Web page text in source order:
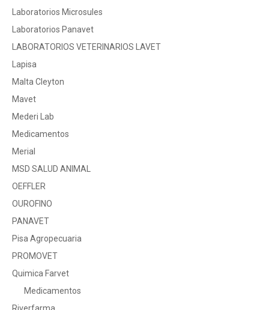
Laboratorios Microsules
Laboratorios Panavet
LABORATORIOS VETERINARIOS LAVET
Lapisa
Malta Cleyton
Mavet
Mederi Lab
Medicamentos
Merial
MSD SALUD ANIMAL
OEFFLER
OUROFINO
PANAVET
Pisa Agropecuaria
PROMOVET
Quimica Farvet
Medicamentos